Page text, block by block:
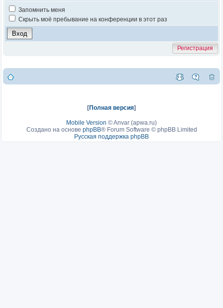
Запомнить меня
Скрыть моё пребывание на конференции в этот раз
Регистрация
[Полная версия]
Mobile Version ©Anvar (apwa.ru)
Создано на основе phpBB® Forum Software © phpBB Limited
Русская поддержка phpBB